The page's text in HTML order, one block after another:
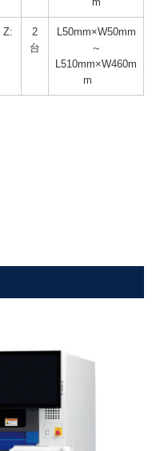
Z:
2
台
L50mm×W50mm
～
L510mm×W460m
m